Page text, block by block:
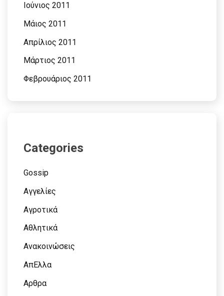
Ιούνιος 2011
Μάιος 2011
Απρίλιος 2011
Μάρτιος 2011
Φεβρουάριος 2011
Categories
Gossip
Αγγελίες
Αγροτικά
Αθλητικά
Ανακοινώσεις
ΑπΕλλα
Αρθρα